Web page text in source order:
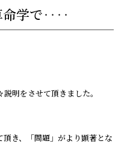
命学で‥‥
明をさせて頂きました。
き、「問題」がより顕著とな